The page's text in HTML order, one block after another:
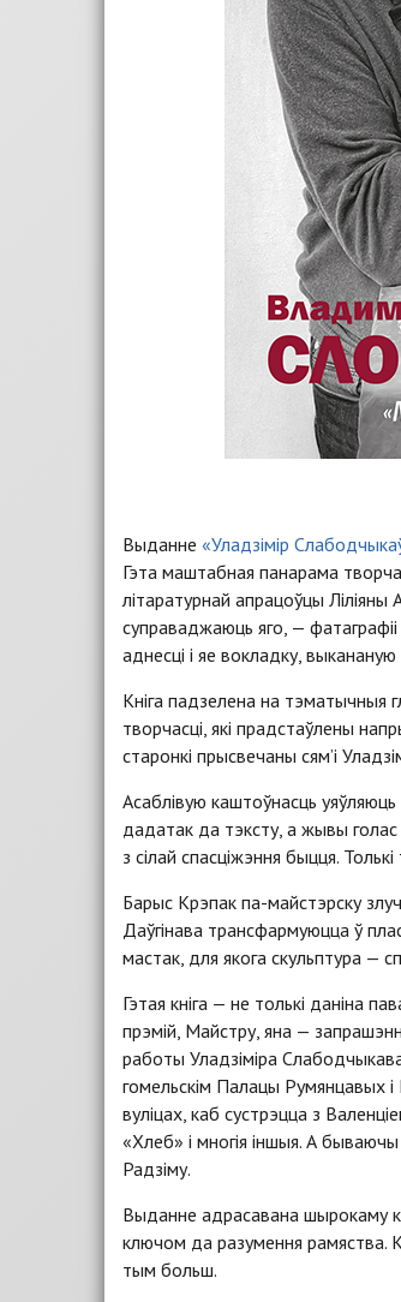
Выданне «Уладзімір
Гэта маштабная панарама
літаратурнай апрацоўцы
суправаджаюць яго, —
аднесці і яе вокладку,
Кніга падзелена на тэматычныя
творчасці, які прадстаўлены
старонкі прысвечаны сям’і
Асаблівую каштоўнасць
дадатак да тэксту, а жывы
з сілай спасціжэння быцця.
Барыс Крэпак па-майстэрску
Даўгінава трансфармуюцца ў
мастак, для якога скульптура —
Гэтая кніга — не толькі даніна
прэмій, Майстру, яна —
работы Уладзіміра
гомельскім Палацы Румянцавых і
вуліцах, каб сустрэцца з
«Хлеб» і многія іншыя. А бываючы
Радзіму.
Выданне адрасавана шырокаму
ключом да разумення рамяства.
тым больш.